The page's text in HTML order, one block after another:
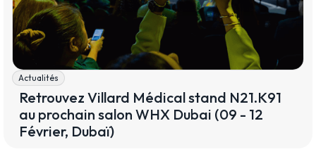
Actualités
Retrouvez Villard Médical stand N21.K91
au prochain salon WHX Dubai (09 - 12
Février, Dubaï)